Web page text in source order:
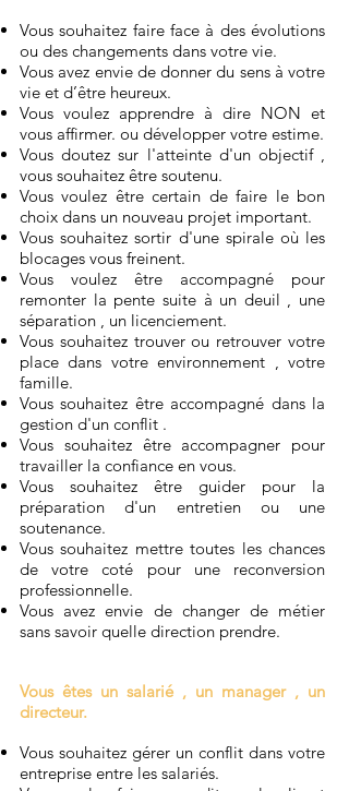
Vous souhaitez faire face à des évolutions
ou des changements dans votre vie.
Vous avez envie de donner du sens à votre
vie et d’être heureux.
Vous voulez apprendre à dire NON et
vous affirmer. ou développer votre estime.
Vous doutez sur l'atteinte d'un objectif ,
vous souhaitez être soutenu.
Vous voulez être certain de faire le bon
choix dans un nouveau projet important.
Vous souhaitez sortir d'une spirale où les
blocages vous freinent.
Vous voulez être accompagné pour
remonter la pente suite à un deuil , une
séparation , un licenciement.
Vous souhaitez trouver ou retrouver votre
place dans votre environnement , votre
famille.
Vous souhaitez être accompagné dans la
gestion d'un conflit .
Vous souhaitez être accompagner pour
travailler la confiance en vous.
Vous souhaitez être guider pour la
préparation d'un entretien ou une
soutenance.
Vous souhaitez mettre toutes les chances
de votre coté pour une reconversion
professionnelle.
Vous avez envie de changer de métier
sans savoir quelle direction prendre.
Vous êtes un salarié , un manager , un
directeur.
Vous souhaitez gérer un conflit dans votre
entreprise entre les salariés.